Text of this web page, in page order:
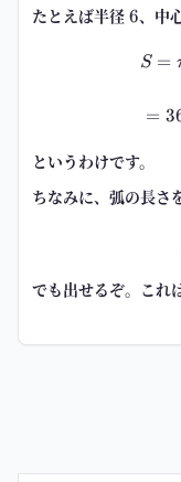
たとえば半径 6
6、中
S =
=
というわけです。
ちなみに、弧の長さ
でも出せるぞ。これ